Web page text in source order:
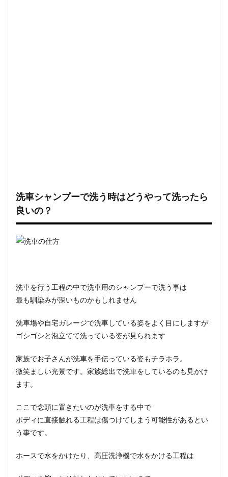
洗車シャンプーで洗う時はどうやって洗ったら
良いの？
洗車を行う工程の中で洗車用のシャンプーで洗う事は
最も馴染みが深いものかもしれません
洗車場や自宅ガレージで洗車している姿をよく目にしますが
ゴシゴシと泡立てて洗っている姿が見られます
家族でお子さんが洗車を手伝っている姿もチラホラ。
微笑ましい光景です。家族総出で洗車をしているのも見かけ
ます。
ここで念頭に置きたいのが洗車をする中で
ボディに直接触れる工程は傷つけてしまう可能性があるとい
う事です。
ホースで水をかけたり、高圧洗浄機で水をかける工程は